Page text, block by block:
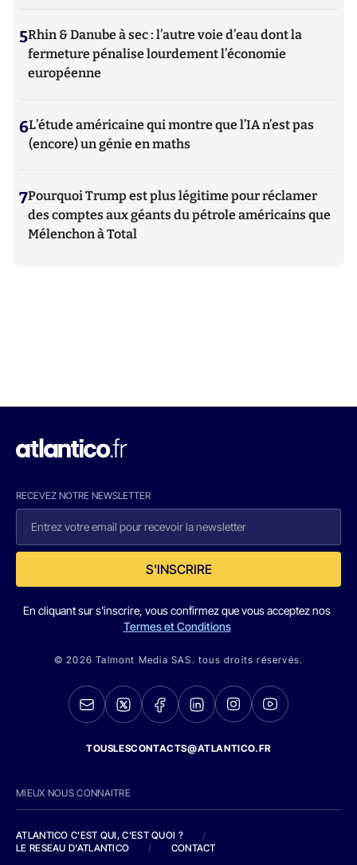
5Rhin & Danube à sec : l’autre voie d’eau dont la
fermeture pénalise lourdement l’économie
européenne
6L’étude américaine qui montre que l’IA n’est pas
(encore) un génie en maths
7Pourquoi Trump est plus légitime pour réclamer
des comptes aux géants du pétrole américains que
Mélenchon à Total
RECEVEZ NOTRE NEWSLETTER
S'INSCRIRE
En cliquant sur s'inscrire, vous confirmez que vous acceptez nos
Termes et Conditions
© 2026 Talmont Media SAS. tous droits réservés.
TOUSLESCONTACTS@ATLANTICO.FR
MIEUX NOUS CONNAITRE
ATLANTICO C'EST QUI, C'EST QUOI ?
/
LE RESEAU D'ATLANTICO
/ CONTACT